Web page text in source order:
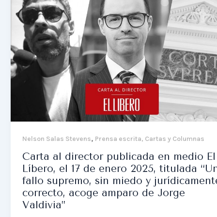
Nelson Salas Stevens, Prensa escrita, Cartas y Columnas
Carta al director publicada en medio El
Líbero, el 17 de enero 2025, titulada
fallo supremo, sin miedo y
correcto, acoge amparo de Jorge
Valdivia”